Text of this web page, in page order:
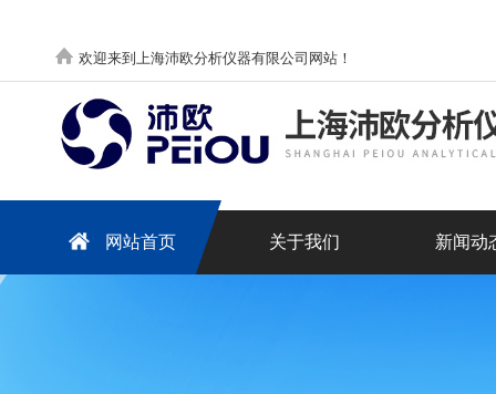
欢迎来到上海沛欧分析仪器有限公司网站！
网站首页 关于我们 新闻动